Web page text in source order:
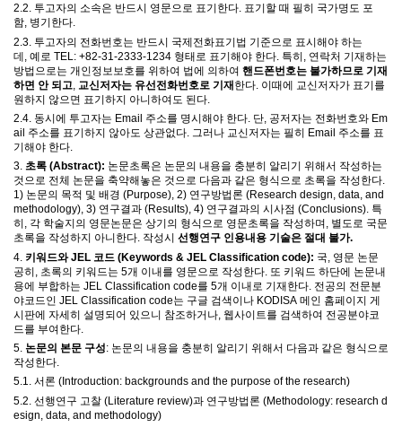
2.2. 투고자의 소속은 반드시 영문으로 표기한다. 표기할 때 필히 국가명도 포
함, 병기한다.
2.3. 투고자의 전화번호는 반드시 국제전화표기법 기준으로 표시해야 하는
데 예로 TEL: +82-31-2333-1234 형태로 표기해야 한다 특히 연락처 기재하는
방법으로는 개인정보보호를 위하여 법에 의하여 핸드폰번호는 불가하므로 기재
하면 안 되고
교신저자는 유선전화번호로 기재한다 이때에 교신저자가 표기를
원하지 않으면 표기하지 아니하여도 된다
2.4. 동시에 투고자는 Email 주소를 명시해야 한다. 단, 공저자는 전화번호와 Em
ail 주소를 표기하지 않아도 상관없다. 그러나 교신저자는 필히 Email 주소를 표
기해야 한다.
3. 초록 (Abstract): 논문초록은 논문의 내용을 충분히 알리기 위해서 작성하는
것으로 전체 논문을 축약해놓은 것으로 다음과 같은 형식으로 초록을 작성한다.
1) 논문의 목적 및 배경 (Purpose), 2) 연구방법론 (Research design, data, and
methodology), 3) 연구결과 (Results), 4) 연구결과의 시사점 (Conclusions). 특
히 , 각 학술지의 영문논문은 상기의 형식으로 영문초록을 작성하며 , 별도로 국문
초록을 작성하지 아니한다. 작성시 선행연구 인용내용 기술은 절대 불가.
4. 키워드와JEL 코드 (Keywords & JEL Classification code): 국 영문 논문
공히 초록의 키워드는 5개 이내를 영문으로 작성한다 또 키워드 하단에 논문내
용에 부합하는 JEL Classification code를 5개 이내로 기재한다 전공의 전문분
야코드인 JEL Classification code는 구글 검색이나 KODISA 메인 홈페이지 게
시판에 자세히 설명되어 있으니 참조하거나 웹사이트를 검색하여 전공분야코
드를 부여한다
5. 논문의 본문 구성: 논문의 내용을 충분히 알리기 위해서 다음과 같은 형식으로
작성한다.
5.1. 서론 (Introduction: backgrounds and the purpose of the research)
5.2. 선행연구 고찰 (Literature review)과 연구방법론 (Methodology: research d
esign, data, and methodology)